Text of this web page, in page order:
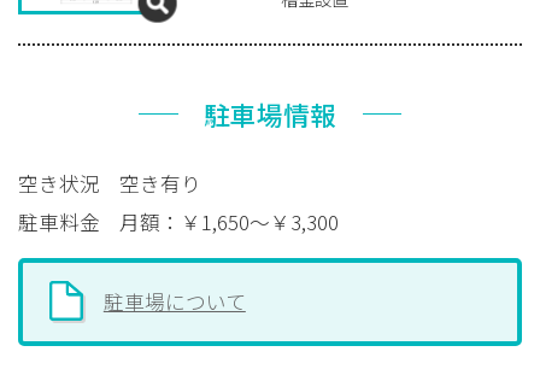
駐車場情報
空き状況
空き有り
駐車料金
月額：￥1,650～￥3,300
駐車場について